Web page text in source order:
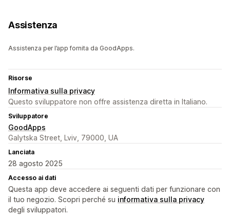
Assistenza
Assistenza per l’app fornita da GoodApps.
Risorse
Informativa sulla privacy
Questo sviluppatore non offre assistenza diretta in Italiano.
Sviluppatore
GoodApps
Galytska Street, Lviv, 79000, UA
Lanciata
28 agosto 2025
Accesso ai dati
Questa app deve accedere ai seguenti dati per funzionare con
il tuo negozio. Scopri perché su informativa sulla privacy
degli sviluppatori.